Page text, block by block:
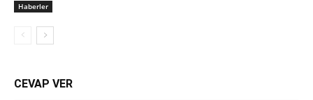
Haberler
CEVAP VER